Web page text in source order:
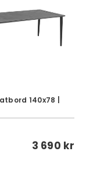
140x78 |
3 690 kr